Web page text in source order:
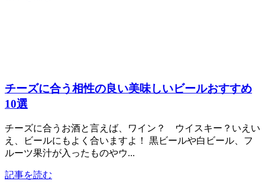
チーズに合う相性の良い美味しいビールおすすめ
10選
チーズに合うお酒と言えば、ワイン？ ウイスキー？いえい
え、ビールにもよく合いますよ！ 黒ビールや白ビール、フ
ルーツ果汁が入ったものやウ...
記事を読む